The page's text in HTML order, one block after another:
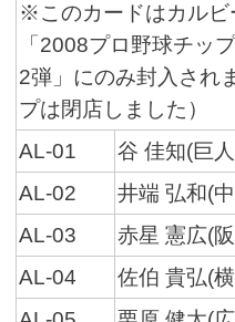
※このカードはカルビ
「2008プロ野球チッ
2弾」にのみ封入され
プは閉店しました）
AL-01
谷 佳知(巨
AL-02
井端 弘和(
AL-03
赤星 憲広(
AL-04
佐伯 貴弘(